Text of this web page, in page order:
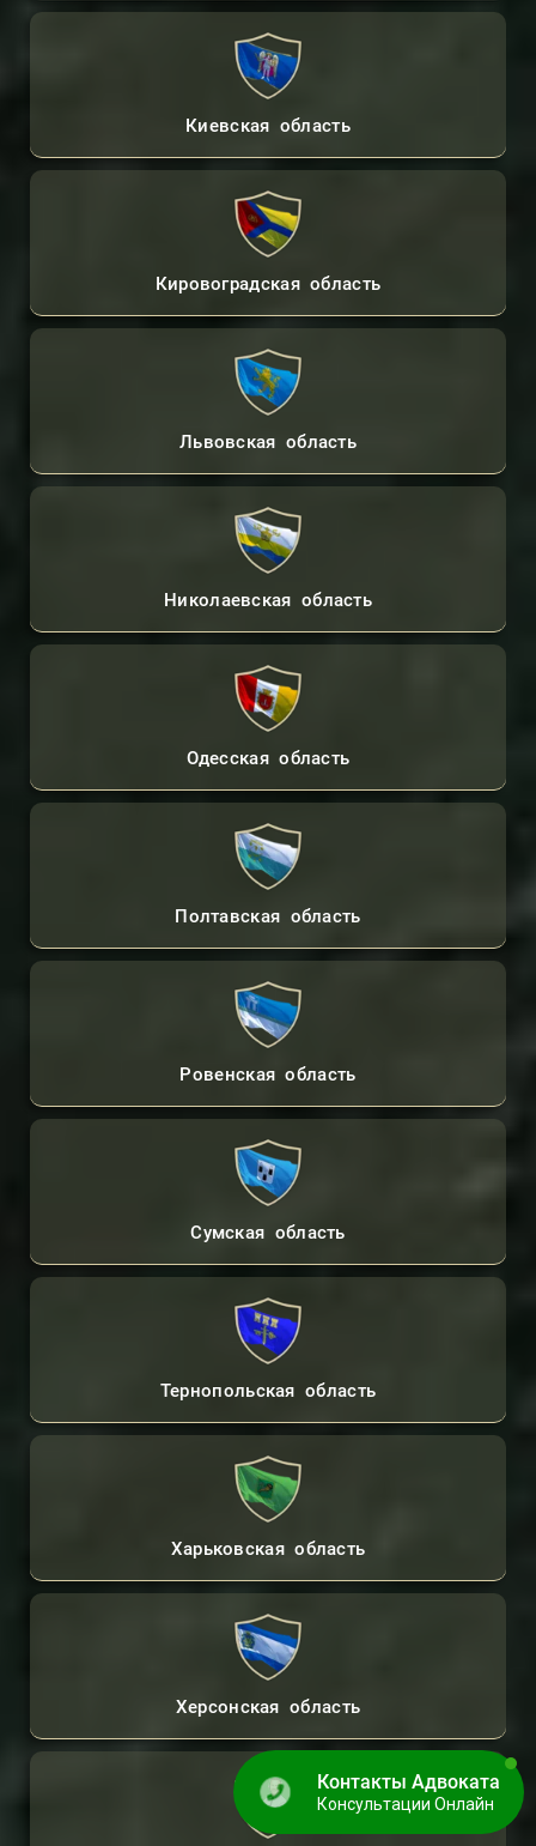
Киевская область
Кировоградская область
Львовская область
Николаевская область
Одесская область
Полтавская область
Ровенская область
Сумская область
Тернопольская область
Харьковская область
Херсонская область
Контакты Адвоката
Консультации Онлайн